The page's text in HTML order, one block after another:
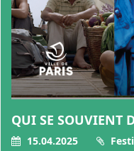
QUI SE SOUVIENT
15.04.2025